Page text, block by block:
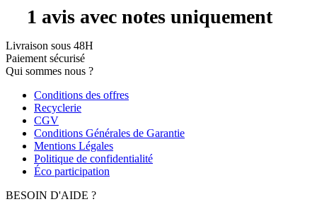
Livraison sous 48H
Paiement sécurisé
Qui sommes nous ?
Conditions des offres
Recyclerie
CGV
Conditions Générales de Garantie
Mentions Légales
Politique de confidentialité
Éco participation
BESOIN D'AIDE ?